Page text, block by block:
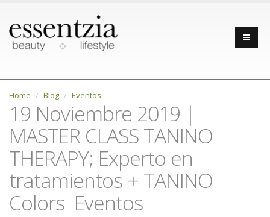
Home Blog Eventos
19 Noviembre 2019 |
MASTER CLASS TANINO
THERAPY; Experto en
tratamientos + TANINO
Colors Eventos